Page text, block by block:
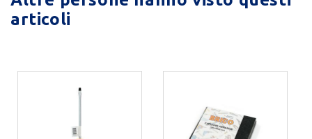
articoli